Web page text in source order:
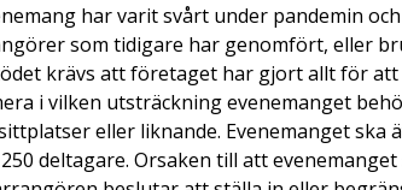
har varit svårt under pandemin
som tidigare har genomfört, eller
krävs att företaget har gjort allt för
i vilken utsträckning evenemanget
eller liknande. Evenemanget ska
deltagare. Orsaken till att